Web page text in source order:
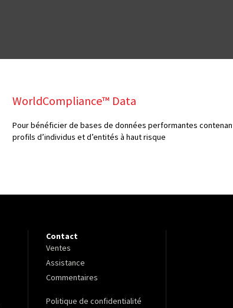
WorldCompliance™ Data
Pour bénéficier de bases de données performantes
profils d’individus et d’entités à haut risque
Contact
Ventes
Assistance
Commentaires
Politique de confidentialité